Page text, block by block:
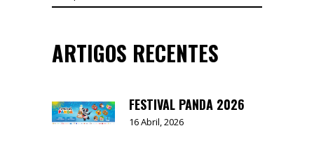
ARTIGOS RECENTES
FESTIVAL PANDA 2026
16 Abril, 2026